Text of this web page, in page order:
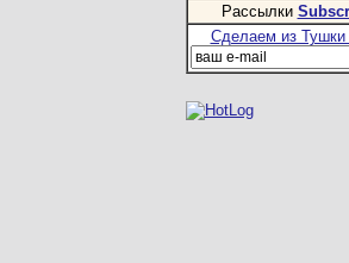
Рассылки
Сделаем из Тушки